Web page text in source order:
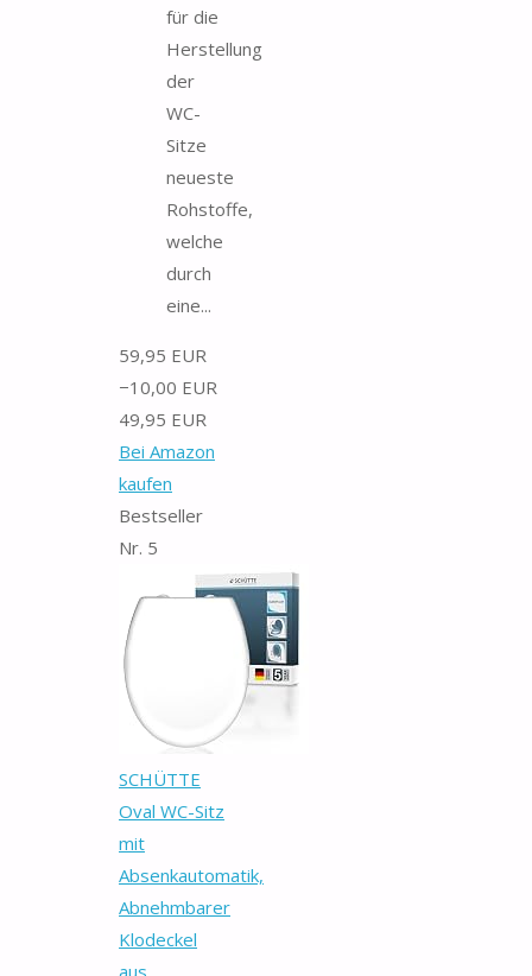
für die
Herstellung
der
WC-
Sitze
neueste
Rohstoffe,
welche
durch
eine...
59,95 EUR
−10,00 EUR
49,95 EUR
Bei Amazon
kaufen
Bestseller
Nr. 5
SCHÜTTE
Oval WC-Sitz
mit
Absenkautomatik,
Abnehmbarer
Klodeckel
aus...